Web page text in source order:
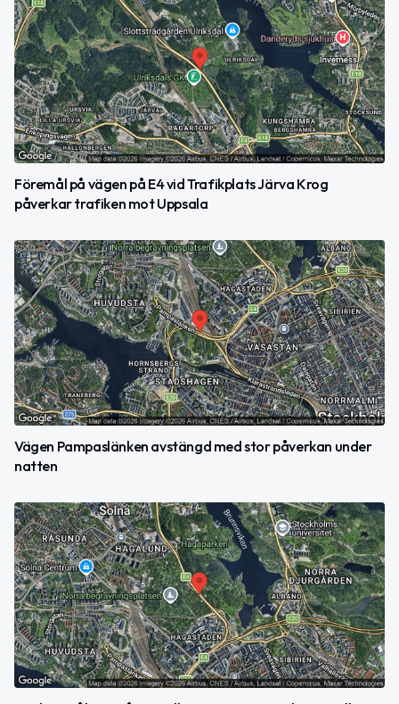
Föremål på vägen på E4 vid Trafikplats Järva Krog
påverkar trafiken mot Uppsala
Vägen Pampaslänken avstängd med stor påverkan under
natten